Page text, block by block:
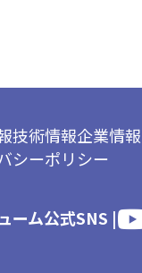
技術情報企業情報
シーポリシー
ーム公式SNS |